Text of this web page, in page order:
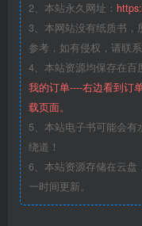
2、本站永久网址：
3、本网站没有纸质书，
参考，如有侵权，请联
4、本站资源均保存在百
我的订单----右边看到订
载页面。
5、本站电子书可能会
绕道！
6、本站资源存储在云盘
一时间更新。